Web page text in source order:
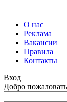
О нас
Реклама
Вакансии
Правила
Контакты
Вход
Добро